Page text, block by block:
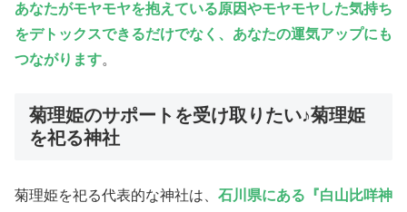
あなたがモヤモヤを抱えている原因やモヤモヤした気持ち
をデトックスできるだけでなく、あなたの運気アップにも
つながります。
菊理姫のサポートを受け取りたい♪菊理姫
を祀る神社
菊理姫を祀る代表的な神社は、 石川県にある『白山比咩神